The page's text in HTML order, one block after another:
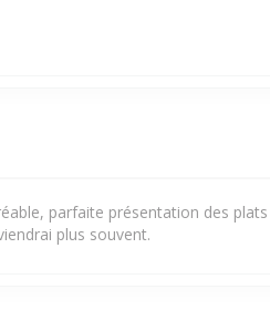
parfaite présentation des
plus souvent.